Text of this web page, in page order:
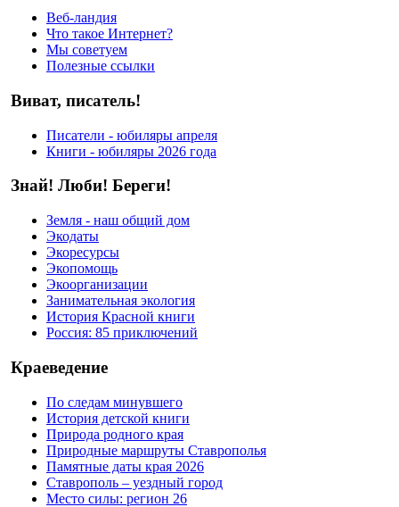
Веб-ландия
Что такое Интернет?
Мы советуем
Полезные ссылки
Виват, писатель!
Писатели - юбиляры апреля
Книги - юбиляры 2026 года
Знай! Люби! Береги!
Земля - наш общий дом
Экодаты
Экоресурсы
Экопомощь
Экоорганизации
Занимательная экология
История Красной книги
Россия: 85 приключений
Краеведение
По следам минувшего
История детской книги
Природа родного края
Природные маршруты Ставрополья
Памятные даты края 2026
Ставрополь – уездный город
Место силы: регион 26